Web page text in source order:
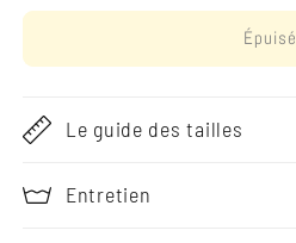
Épuisé
Le guide des tailles
Entretien